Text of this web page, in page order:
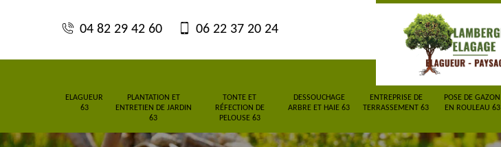
04 82 29 42 60 06 22 37 20 24
ELAGUEUR
63
PLANTATION ET
ENTRETIEN DE JARDIN
63
TONTE ET
RÉFECTION DE
PELOUSE 63
DESSOUCHAGE
ARBRE ET HAIE 63
ENTREPRISE DE
TERRASSEMENT 63
POSE DE GAZON
EN ROULEAU 63